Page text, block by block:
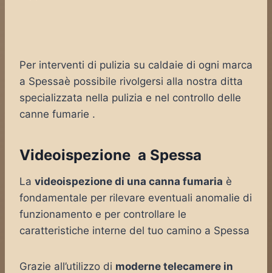
Per interventi di pulizia su caldaie di ogni marca
a Spessaè possibile rivolgersi alla nostra ditta
specializzata nella pulizia e nel controllo delle
canne fumarie .
Videoispezione a Spessa
La videoispezione di una canna fumaria è
fondamentale per rilevare eventuali anomalie di
funzionamento e per controllare le
caratteristiche interne del tuo camino a Spessa
Grazie all’utilizzo di moderne telecamere in